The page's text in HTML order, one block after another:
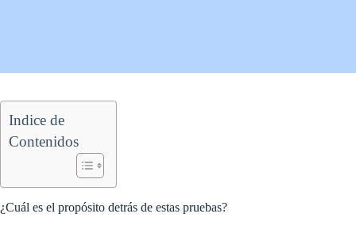
Indice de
Contenidos
¿Cuál es el propósito detrás de estas pruebas?